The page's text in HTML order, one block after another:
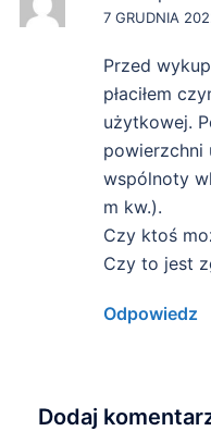
7 GRUDNIA
Przed
płaciłem
użytkowej.
powierzchni
wspólnoty
m kw.).
Czy ktoś
Czy to jest
Odpowiedz
Dodaj